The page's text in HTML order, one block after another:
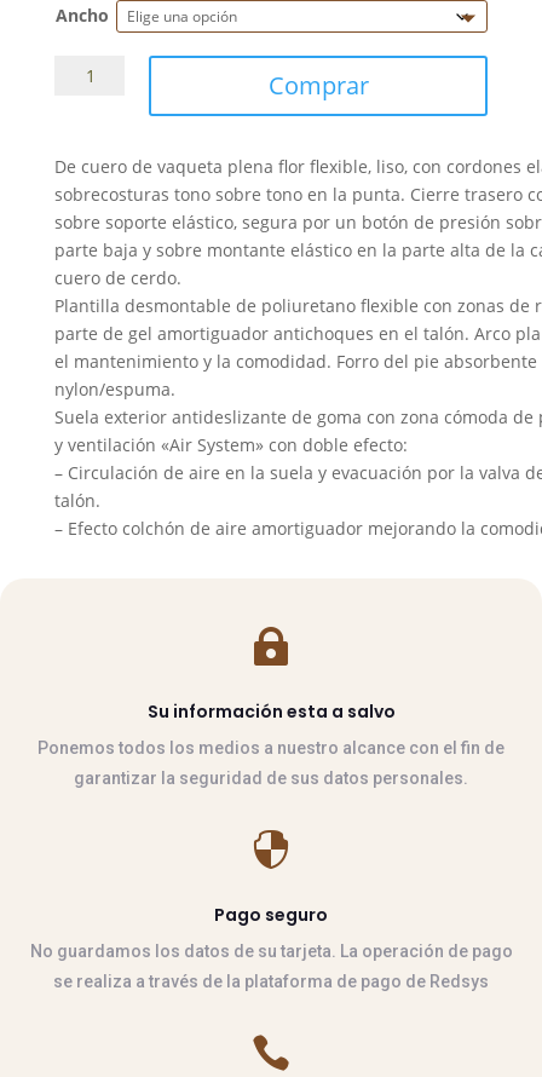
Ancho
Botas
Comprar
De cuero de vaqueta plena flor flexible, liso, con cordones
sobrecosturas tono sobre tono en la punta. Cierre trasero
sobre soporte elástico, segura por un botón de presión
parte baja y sobre montante elástico en la parte alta de la
cuero de cerdo.
Plantilla desmontable de poliuretano flexible con zonas de
parte de gel amortiguador antichoques en el talón. Arco
el mantenimiento y la comodidad. Forro del pie
nylon/espuma.
Suela exterior antideslizante de goma con zona cómoda
y ventilación «Air System» con doble efecto:
– Circulación de aire en la suela y evacuación por la valva
talón.
– Efecto colchón de aire amortiguador mejorando la

Su información esta a salvo
Ponemos todos los medios a nuestro alcance con el fin de
garantizar la seguridad de sus datos personales.

Pago seguro
No guardamos los datos de su tarjeta. La operación de pago
se realiza a través de la plataforma de pago de Redsys
